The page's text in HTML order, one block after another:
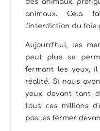
des animaux,
animaux. Cela
l’interdiction du foie
Aujourd’hui, les
peut plus se
fermant les yeux,
réalité. Si nous
yeux devant tant
tous ces millions
pas les fermer